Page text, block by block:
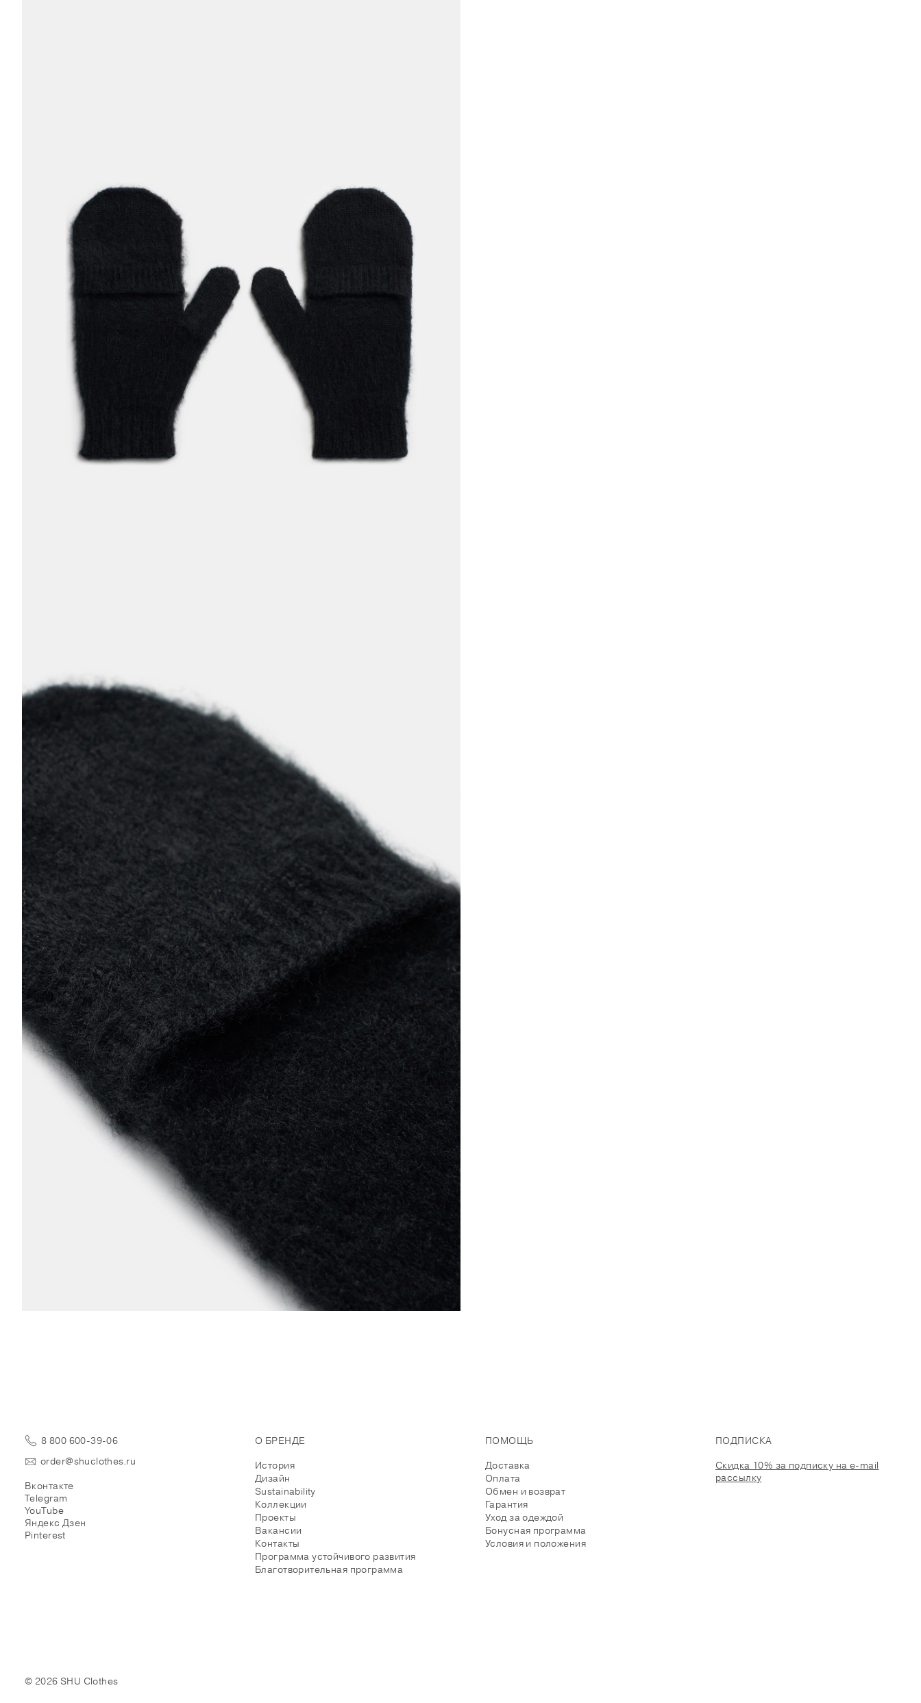
8 800 600-39-06
order@shuclothes.ru
Вконтакте
Telegram
YouTube
Яндекс Дзен
Pinterest
О БРЕНДЕ
История
Дизайн
Sustainability
Коллекции
Проекты
Вакансии
Контакты
Программа устойчивого развития
Благотворительная программа
ПОМОЩЬ
Доставка
Оплата
Обмен и возврат
Гарантия
Уход за одеждой
Бонусная программа
Условия и положения
ПОДПИСКА
Скидка 10% за подписку на e-mail
рассылку
© 2026 SHU Clothes